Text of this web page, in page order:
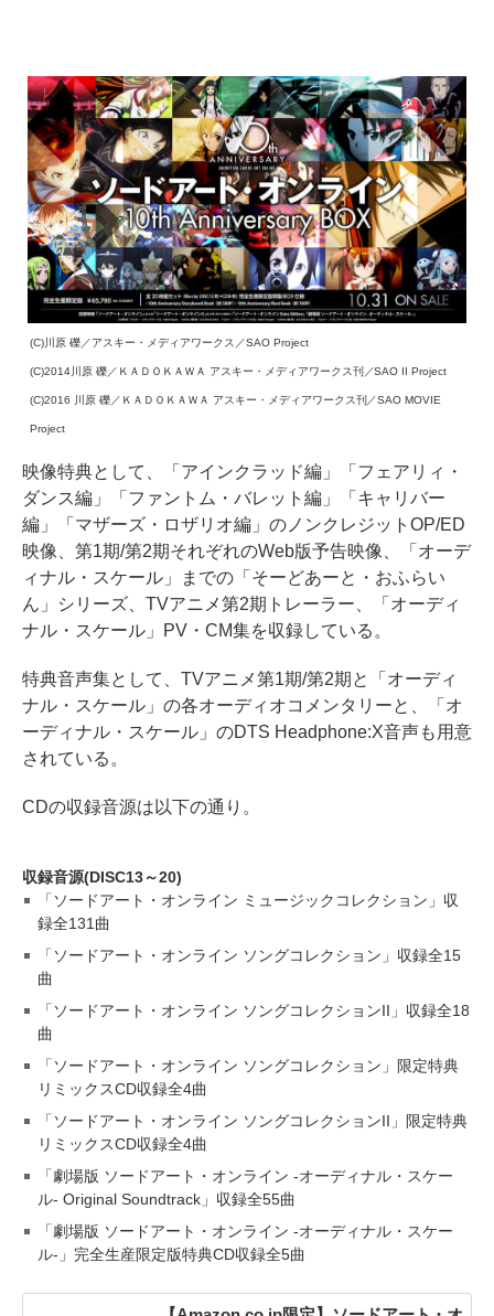
(C)川原 礫／アスキー・メディアワークス／SAO Project
(C)2014川原 礫／ＫＡＤＯＫＡＷＡ アスキー・メディアワークス刊／SAO II Project
(C)2016 川原 礫／ＫＡＤＯＫＡＷＡ アスキー・メディアワークス刊／SAO MOVIE
Project
映像特典として、「アインクラッド編」「フェアリィ・
ダンス編」「ファントム・バレット編」「キャリバー
編」「マザーズ・ロザリオ編」のノンクレジットOP/ED
映像、第1期/第2期それぞれのWeb版予告映像、「オーデ
ィナル・スケール」までの「そーどあーと・おふらい
ん」シリーズ、TVアニメ第2期トレーラー、「オーディ
ナル・スケール」PV・CM集を収録している。
特典音声集として、TVアニメ第1期/第2期と「オーディ
ナル・スケール」の各オーディオコメンタリーと、「オ
ーディナル・スケール」のDTS Headphone:X音声も用意
されている。
CDの収録音源は以下の通り。
収録音源(DISC13～20)
「ソードアート・オンライン ミュージックコレクション」収
録全131曲
「ソードアート・オンライン ソングコレクション」収録全15
曲
「ソードアート・オンライン ソングコレクションII」収録全18
曲
「ソードアート・オンライン ソングコレクション」限定特典
リミックスCD収録全4曲
「ソードアート・オンライン ソングコレクションII」限定特典
リミックスCD収録全4曲
「劇場版 ソードアート・オンライン -オーディナル・スケー
ル- Original Soundtrack」収録全55曲
「劇場版 ソードアート・オンライン -オーディナル・スケー
ル-」完全生産限定版特典CD収録全5曲